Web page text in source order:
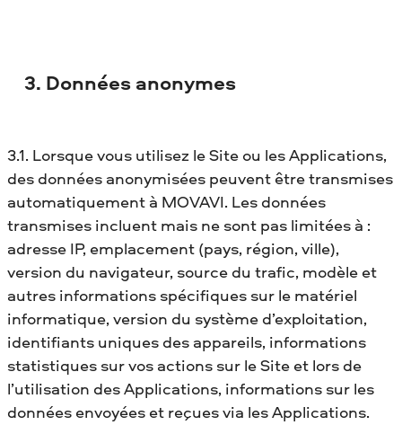
3. Données anonymes
3.1. Lorsque vous utilisez le Site ou les Applications,
des données anonymisées peuvent être transmises
automatiquement à MOVAVI. Les données
transmises incluent mais ne sont pas limitées à :
adresse IP, emplacement (pays, région, ville),
version du navigateur, source du trafic, modèle et
autres informations spécifiques sur le matériel
informatique, version du système d’exploitation,
identifiants uniques des appareils, informations
statistiques sur vos actions sur le Site et lors de
l’utilisation des Applications, informations sur les
données envoyées et reçues via les Applications.